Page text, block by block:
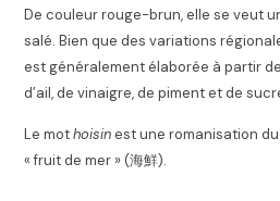
De couleur rouge-brun, elle se veut
salé. Bien que des variations
est généralement élaborée à partir
d’ail, de vinaigre, de piment et de
Le mothoisinest une romanisation
« fruit de mer » (海鮮).